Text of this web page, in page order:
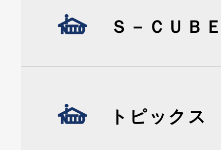
Ｓ－ＣＵＢ
トピックス